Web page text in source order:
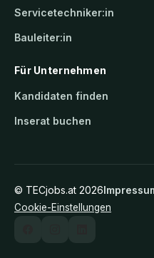
Servicetechniker:in
Bauleiter:in
Für Unternehmen
Kandidaten finden
Inserat buchen
© TECjobs.at 2026
Cookie-Einstellungen